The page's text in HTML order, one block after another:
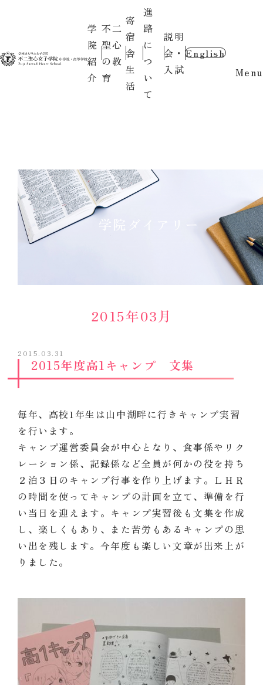
学
院
紹
介
不二
聖心
の教
育
寄
宿
舎
生
活
進
路
に
つ
い
て
説明
会・
入試
English
Menu
学院ダイアリー
2015年03月
2015.03.31
2015年度高1キャンプ 文集
毎年、高校1年生は山中湖畔に行きキャンプ実習
を行います。
キャンプ運営委員会が中心となり、食事係やリク
レーション係、記録係など全員が何かの役を持ち
２泊３日のキャンプ行事を作り上げます。ＬＨＲ
の時間を使ってキャンプの計画を立て、準備を行
い当日を迎えます。キャンプ実習後も文集を作成
し、楽しくもあり、また苦労もあるキャンプの思
い出を残します。今年度も楽しい文章が出来上が
りました。